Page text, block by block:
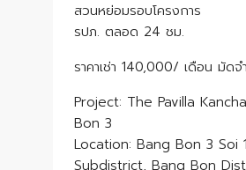
สวนหย่อมรอบโครงการ
รปภ. ตลอด 24 ชม.
ราคาเช่า 140,000/ เดือน มัดจ
Project: The Pavilla
Bon 3
Location: Bang Bon 3 Soi
Subdistrict, Bang Bon